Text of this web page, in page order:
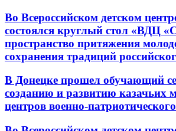
Во Всероссийском детском
состоялся круглый стол «ВДЦ
пространство притяжения
сохранения традиций
В Донецке прошел обучающий
созданию и развитию казачьих
центров военно-